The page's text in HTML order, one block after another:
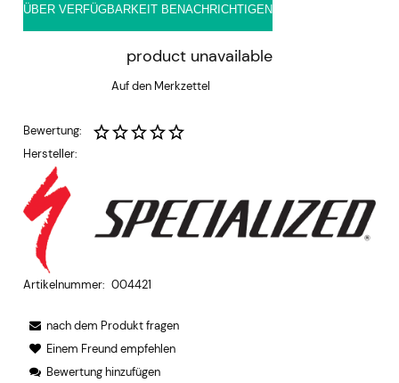
ÜBER VERFÜGBARKEIT BENACHRICHTIGEN
product unavailable
Auf den Merkzettel
Bewertung:
Hersteller:
Artikelnummer: 004421
nach dem Produkt fragen
Einem Freund empfehlen
Bewertung hinzufügen